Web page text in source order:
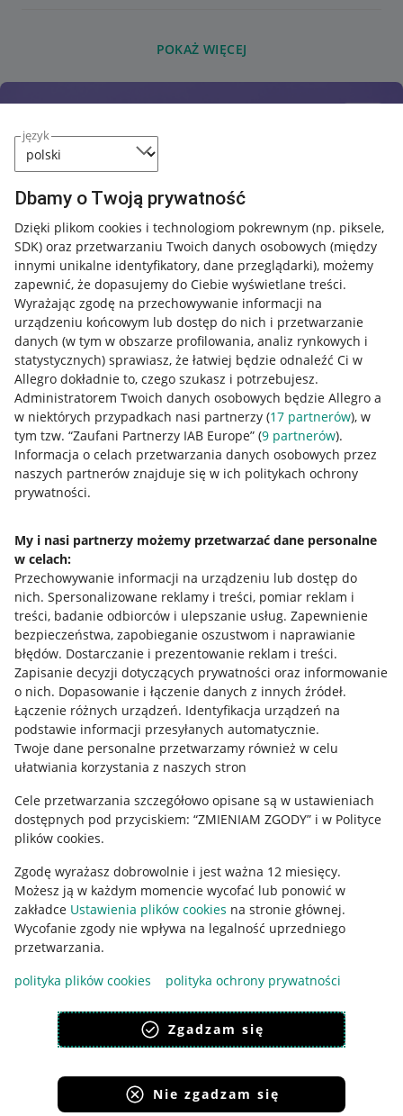
język
Dbamy o Twoją prywatność
Dzięki plikom cookies i technologiom pokrewnym (np. piksele,
SDK) oraz przetwarzaniu Twoich danych osobowych (między
innymi unikalne identyfikatory, dane przeglądarki), możemy
zapewnić, że dopasujemy do Ciebie wyświetlane treści.
Wyrażając zgodę na przechowywanie informacji na
urządzeniu końcowym lub dostęp do nich i przetwarzanie
danych (w tym w obszarze profilowania, analiz rynkowych i
statystycznych) sprawiasz, że łatwiej będzie odnaleźć Ci w
Allegro dokładnie to, czego szukasz i potrzebujesz.
Administratorem Twoich danych osobowych będzie Allegro a
w niektórych przypadkach nasi partnerzy (17 partnerów), w
tym tzw. “Zaufani Partnerzy IAB Europe” (9 partnerów).
Informacja o celach przetwarzania danych osobowych przez
naszych partnerów znajduje się w ich politykach ochrony
prywatności.
My i nasi partnerzy możemy przetwarzać dane personalne
w celach:
Przechowywanie informacji na urządzeniu lub dostęp do
nich. Spersonalizowane reklamy i treści, pomiar reklam i
treści, badanie odbiorców i ulepszanie usług. Zapewnienie
bezpieczeństwa, zapobieganie oszustwom i naprawianie
błędów. Dostarczanie i prezentowanie reklam i treści.
Zapisanie decyzji dotyczących prywatności oraz informowanie
o nich. Dopasowanie i łączenie danych z innych źródeł.
Łączenie różnych urządzeń. Identyfikacja urządzeń na
podstawie informacji przesyłanych automatycznie.
Twoje dane personalne przetwarzamy również w celu
ułatwiania korzystania z naszych stron
Cele przetwarzania szczegółowo opisane są w ustawieniach
dostępnych pod przyciskiem: “ZMIENIAM ZGODY” i w Polityce
plików cookies.
Zgodę wyrażasz dobrowolnie i jest ważna 12 miesięcy.
Możesz ją w każdym momencie wycofać lub ponowić w
zakładce Ustawienia plików cookies na stronie głównej.
Wycofanie zgody nie wpływa na legalność uprzedniego
przetwarzania.
polityka plików cookies
polityka ochrony prywatności
Zgadzam się
Nie zgadzam się
POKAŻ WIĘCEJ
Przydatne informacje
Jak to działa
Allegro Gadane dla sprzedających
Allegro Gadane dla kupujących
Mapa miejscowości
Informacje prawne
Regulamin
Polityka plików "cookies"
Ustawienia plików "cookies"
Udostępnianie lokalizacji
Informacje dla Aktu o Usługach Cyfrowych
Pobierz aplikację
Korzystanie z serwisu oznacza akceptacjęregulaminu